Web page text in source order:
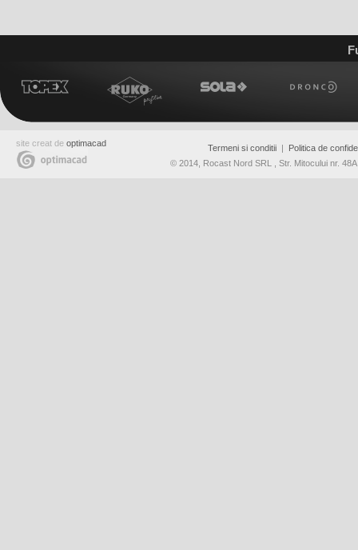
site creat de optimacad Termeni si conditii|
Politica de
© 2014, Rocast Nord SRL , Str. Mitocului nr.